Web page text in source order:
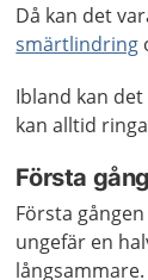
Då kan det
smärtlindring
Ibland kan
kan alltid
Första
Första
ungefär en